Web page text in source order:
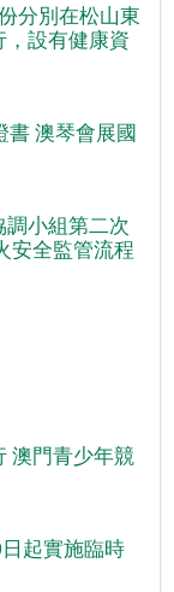
分別在松山東
設有健康資
書 澳琴會展國
小組第二次
安全監管流程
澳門青少年競
起實施臨時